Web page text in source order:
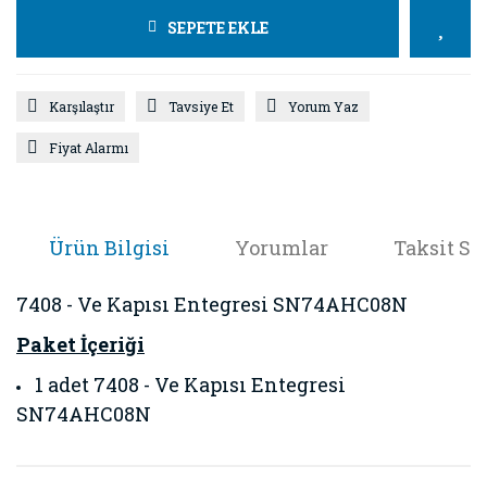
SEPETE EKLE
Karşılaştır Tavsiye Et Yorum Yaz
Fiyat Alarmı
Ürün Bilgisi Yorumlar Taksit
7408 - Ve Kapısı Entegresi SN74AHC08N
Paket İçeriği
1 adet 7408 - Ve Kapısı Entegresi
SN74AHC08N